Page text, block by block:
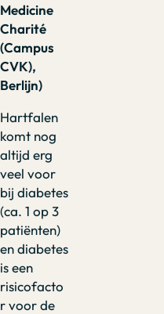
Medicine
Charité
(Campus
CVK),
Berlijn)
Hartfalen
komt nog
altijd erg
veel voor
bij diabetes
(ca. 1 op 3
patiënten)
en diabetes
is een
risicofacto
r voor de